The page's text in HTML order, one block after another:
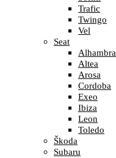
Trafic
Twingo
Vel
Seat
Alhambra
Altea
Arosa
Cordoba
Exeo
Ibiza
Leon
Toledo
Škoda
Subaru